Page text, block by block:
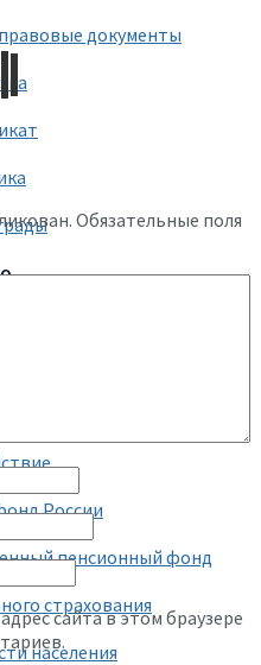
документы
УО ИК МО г. Казани
колдоговора
России
пенсионный фонд
страхования
населения
Обязательные поля
сайта в этом браузере